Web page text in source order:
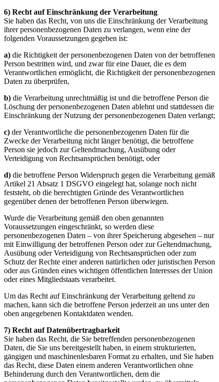
6) Recht auf Einschränkung der Verarbeitung
Sie haben das Recht, von uns die Einschränkung der Verarbeitung
ihrer personenbezogenen Daten zu verlangen, wenn eine der
folgenden Voraussetzungen gegeben ist:
a) die Richtigkeit der personenbezogenen Daten von der betroffenen
Person bestritten wird, und zwar für eine Dauer, die es dem
Verantwortlichen ermöglicht, die Richtigkeit der personenbezogenen
Daten zu überprüfen,
b) die Verarbeitung unrechtmäßig ist und die betroffene Person die
Löschung der personenbezogenen Daten ablehnt und stattdessen die
Einschränkung der Nutzung der personenbezogenen Daten verlangt;
c) der Verantwortliche die personenbezogenen Daten für die
Zwecke der Verarbeitung nicht länger benötigt, die betroffene
Person sie jedoch zur Geltendmachung, Ausübung oder
Verteidigung von Rechtsansprüchen benötigt, oder
d) die betroffene Person Widerspruch gegen die Verarbeitung gemäß
Artikel 21 Absatz 1 DSGVO eingelegt hat, solange noch nicht
feststeht, ob die berechtigten Gründe des Verantwortlichen
gegenüber denen der betroffenen Person überwiegen.
Wurde die Verarbeitung gemäß den oben genannten
Voraussetzungen eingeschränkt, so werden diese
personenbezogenen Daten – von ihrer Speicherung abgesehen – nur
mit Einwilligung der betroffenen Person oder zur Geltendmachung,
Ausübung oder Verteidigung von Rechtsansprüchen oder zum
Schutz der Rechte einer anderen natürlichen oder juristischen Person
oder aus Gründen eines wichtigen öffentlichen Interesses der Union
oder eines Mitgliedstaats verarbeitet.
Um das Recht auf Einschränkung der Verarbeitung geltend zu
machen, kann sich die betroffene Person jederzeit an uns unter den
oben angegebenen Kontaktdaten wenden.
7) Recht auf Datenübertragbarkeit
Sie haben das Recht, die Sie betreffenden personenbezogenen
Daten, die Sie uns bereitgestellt haben, in einem strukturierten,
gängigen und maschinenlesbaren Format zu erhalten, und Sie haben
das Recht, diese Daten einem anderen Verantwortlichen ohne
Behinderung durch den Verantwortlichen, dem die